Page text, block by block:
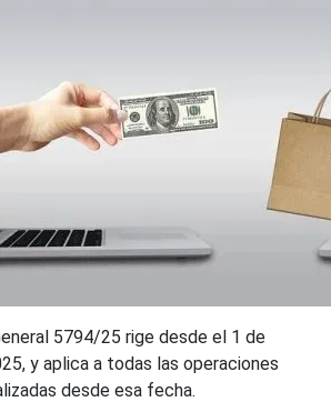
5794/25 rige desde el 1 de
y aplica a todas las operaciones
desde esa fecha.